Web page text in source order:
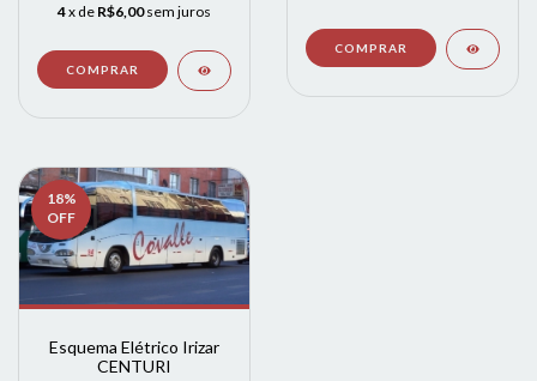
4x de R$6,00 sem juros
18%
OFF
Esquema Elétrico Irizar
CENTURI